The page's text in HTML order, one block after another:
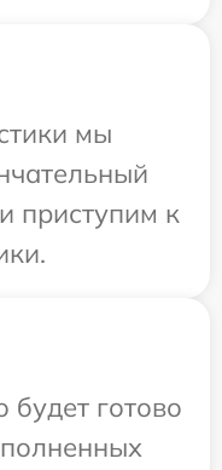
мы
приступим к
будет готово